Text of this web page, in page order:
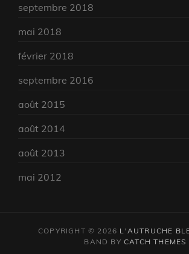
septembre 2018
mai 2018
février 2018
septembre 2016
août 2015
août 2014
août 2013
mai 2012
COPYRIGHT © 2026 L'AUTRUCHE
BAND BYCATCH THEMES